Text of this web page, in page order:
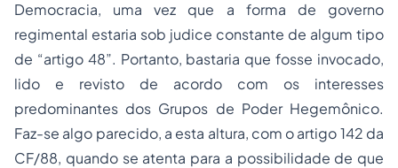
Democracia, uma vez que a forma de governo
regimental estaria sob judice constante de algum tipo
de “artigo 48”. Portanto, bastaria que fosse invocado,
lido e revisto de acordo com os interesses
predominantes dos Grupos de Poder Hegemônico.
Faz-se algo parecido, a esta altura, com o artigo 142 da
CF/88, quando se atenta para a possibilidade de que